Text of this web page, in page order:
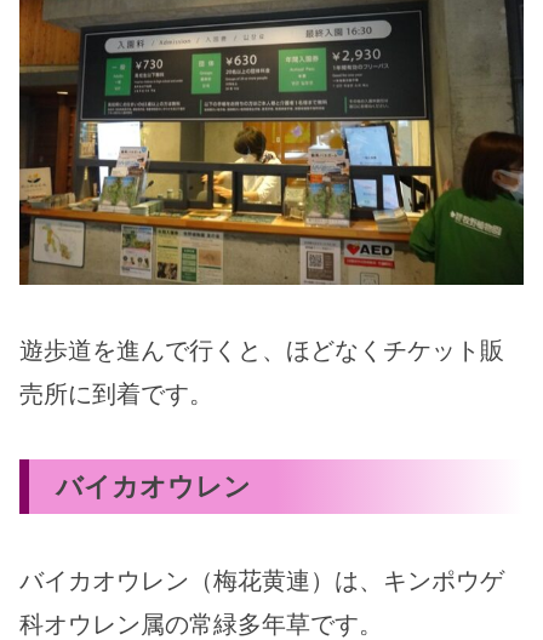
遊歩道を進んで行くと、ほどなくチケット販
売所に到着です。
バイカオウレン
バイカオウレン（梅花黄連）は、キンポウゲ
科オウレン属の常緑多年草です。